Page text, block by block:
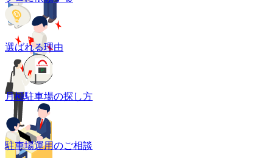
選ばれる理由
月極駐車場の探し方
駐車場運用のご相談